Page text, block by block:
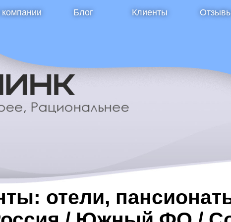
Блог Клиенты
отели,